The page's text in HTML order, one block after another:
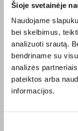
Šioje svetainėje
Naudojame
bei skelbimus,
analizuoti srautą.
bendriname su
analizės
pateiktos arba
informacijos.
daugiau sportinio
treniruotę.
Daug kam imponuoja
būna kiek
patvarumas
priežiūros. Apsauga
medžiagos
pateiktą
tokia kuprinė patiks.